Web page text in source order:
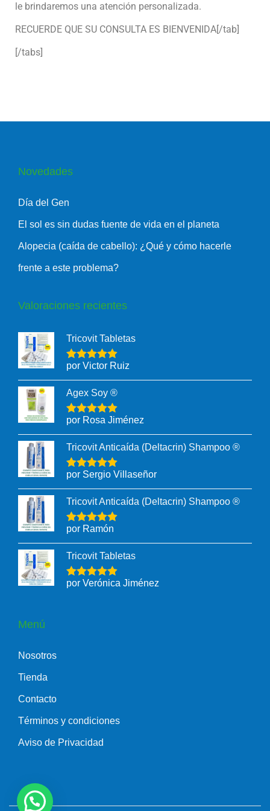
le brindaremos una atención personalizada.
RECUERDE QUE SU CONSULTA ES BIENVENIDA[/tab]
[/tabs]
Novedades
Día del Gen
El sol es sin dudas fuente de vida en el planeta
Alopecia (caída de cabello): ¿Qué y cómo hacerle
frente a este problema?
Valoraciones recientes
Tricovit Tabletas
por Victor Ruiz
Agex Soy ®
por Rosa Jiménez
Tricovit Anticaída (Deltacrin) Shampoo ®
por Sergio Villaseñor
Tricovit Anticaída (Deltacrin) Shampoo ®
por Ramón
Tricovit Tabletas
por Verónica Jiménez
Menú
Nosotros
Tienda
Contacto
Términos y condiciones
Aviso de Privacidad